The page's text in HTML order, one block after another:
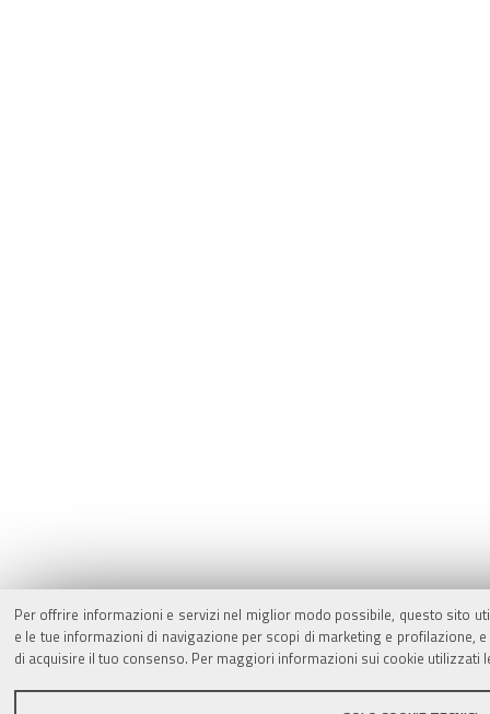
Per offrire informazioni e servizi nel miglior modo possibile, questo sito
e le tue informazioni di navigazione per scopi di marketing e
di acquisire il tuo consenso. Per maggiori informazioni sui cookie utilizzati